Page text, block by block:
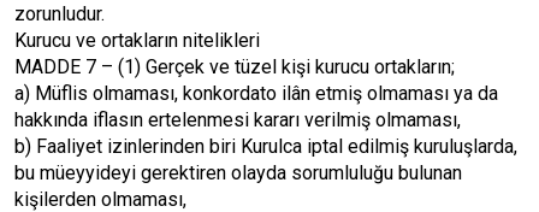
zorunludur.
Kurucu ve ortakların nitelikleri
MADDE 7 – (1) Gerçek ve tüzel kişi kurucu ortakların;
a) Müflis olmaması, konkordato ilân etmiş olmaması ya da
hakkında iflasın ertelenmesi kararı verilmiş olmaması,
b) Faaliyet izinlerinden biri Kurulca iptal edilmiş kuruluşlarda,
bu müeyyideyi gerektiren olayda sorumluluğu bulunan
kişilerden olmaması,